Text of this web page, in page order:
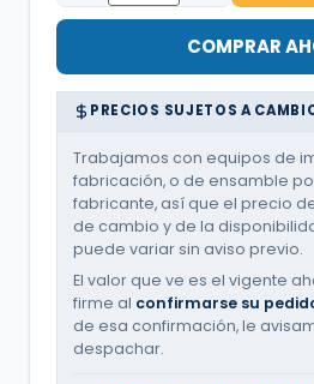
COMPRAR
PRECIOS SUJETOS A
Trabajamos con equipos de
fabricación, o de ensamble
fabricante, así que el precio
de cambio y de la
puede variar sin aviso previo.
El valor que ve es el vigente
firme al confirmarse su
de esa confirmación, le
despachar.